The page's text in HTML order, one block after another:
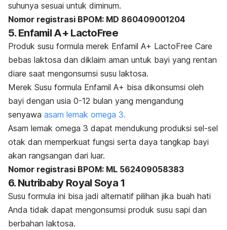
suhunya sesuai untuk diminum.
Nomor registrasi BPOM: MD 860409001204
5. Enfamil A+ LactoFree
Produk susu formula merek Enfamil A+ LactoFree Care
bebas laktosa dan diklaim aman untuk bayi yang rentan
diare saat mengonsumsi susu laktosa.
Merek Susu formula Enfamil A+ bisa dikonsumsi oleh
bayi dengan usia 0-12 bulan yang mengandung
senyawa asam lemak omega 3.
Asam lemak omega 3 dapat mendukung produksi sel-sel
otak dan memperkuat fungsi serta daya tangkap bayi
akan rangsangan dari luar.
Nomor registrasi BPOM: ML 562409058383
6. Nutribaby Royal Soya 1
Susu formula ini bisa jadi alternatif pilihan jika buah hati
Anda tidak dapat mengonsumsi produk susu sapi dan
berbahan laktosa.